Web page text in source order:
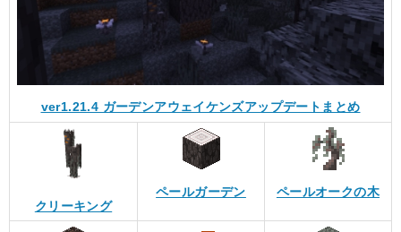
ver1.21.4 ガーデンアウェイケンズアップデートまとめ
クリーキング
ペールガーデン ペールオークの木